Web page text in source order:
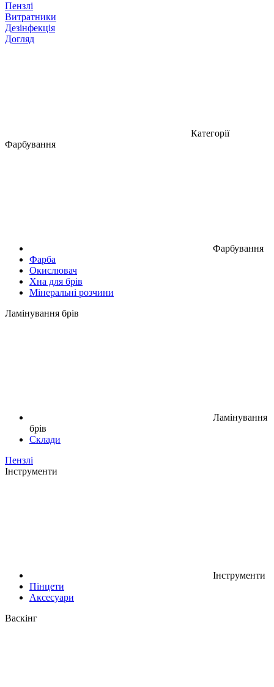
Пензлі
Витратники
Дезінфекція
Догляд
Категорії
Фарбування
Фарбування
Фарба
Окислювач
Хна для брів
Мінеральні розчини
Ламінування брів
Ламінування
брів
Склади
Пензлі
Інструменти
Інструменти
Пінцети
Аксесуари
Васкінг